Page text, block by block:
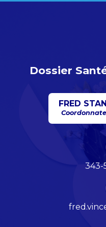
Dossier
FRED
343-